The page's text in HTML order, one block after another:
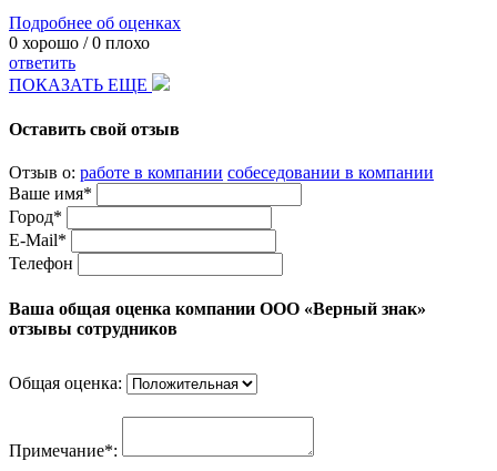
Подробнее об оценках
0 хорошо /0 плохо
ответить
ПОКАЗАТЬ ЕЩЕ
Оставить свой отзыв
Отзыв о: работе в компании собеседовании в компании
Ваше имя*
Город*
E-Mail*
Телефон
Ваша общая оценка компании ООО «Верный знак»
отзывы сотрудников
Общая оценка:
Примечание*: